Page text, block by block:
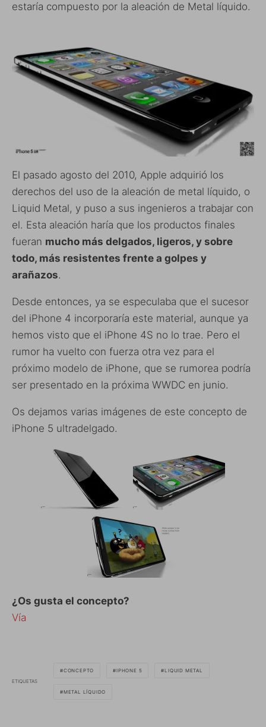
estaría compuesto por la aleación de Metal líquido.
El pasado agosto del 2010, Apple adquirió los
derechos del uso de la aleación de metal líquido, o
Liquid Metal, y puso a sus ingenieros a trabajar con
el. Esta aleación haría que los productos finales
fueran mucho más delgados, ligeros, y sobre
todo, más resistentes frente a golpes y
arañazos.
Desde entonces, ya se especulaba que el sucesor
del iPhone 4 incorporaría este material, aunque ya
hemos visto que el iPhone 4S no lo trae. Pero el
rumor ha vuelto con fuerza otra vez para el
próximo modelo de iPhone, que se rumorea podría
ser presentado en la próxima WWDC en junio.
Os dejamos varias imágenes de este concepto de
iPhone 5 ultradelgado.
¿Os gusta el concepto?
Vía
ETIQUETAS
CONCEPTO IPHONE 5 LIQUID METAL
METAL LÍQUIDO